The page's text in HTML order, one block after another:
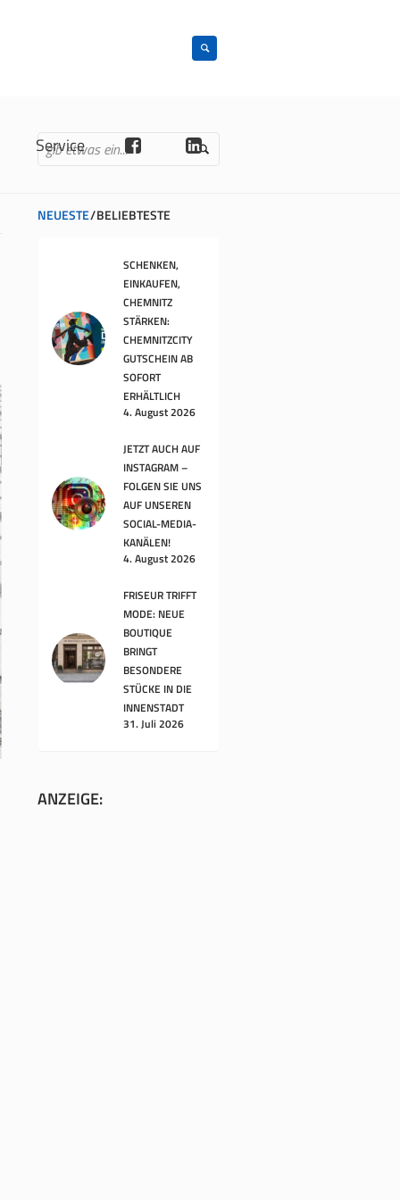
Service
NEUESTE BELIEBTESTE
SCHENKEN,
EINKAUFEN,
CHEMNITZ
STÄRKEN:
CHEMNITZCITY
GUTSCHEIN AB
SOFORT
ERHÄLTLICH
4. August 2026
JETZT AUCH AUF
INSTAGRAM –
FOLGEN SIE UNS
AUF UNSEREN
SOCIAL-MEDIA-
KANÄLEN!
4. August 2026
FRISEUR TRIFFT
MODE: NEUE
BOUTIQUE
BRINGT
BESONDERE
STÜCKE IN DIE
INNENSTADT
31. Juli 2026
ANZEIGE: